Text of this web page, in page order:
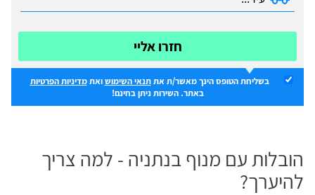
חזרו אליי
בשליחת הטופס הינך מאשר/ת אתתנאי השימושואתמדיניות הפרטיות
באתר. השירות ניתן בחינם!
הובלות עם מנוף בנתניה - למה צריך
להיערך?